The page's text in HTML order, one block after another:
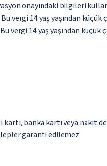
onayındaki bilgileri
vergi 14 yaş yaşından
vergi 14 yaş yaşından
banka kartı veya nakit
garanti edilemez